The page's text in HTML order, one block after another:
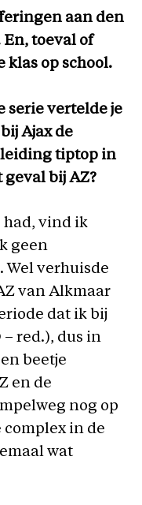
aan den
toeval of
klas op school.
serie vertelde je
Ajax de
tiptop in
geval bij AZ?
had, vind ik
geen
verhuisde
van Alkmaar
dat ik bij
– red.), dus in
beetje
en de
nog op
complex in de
wat